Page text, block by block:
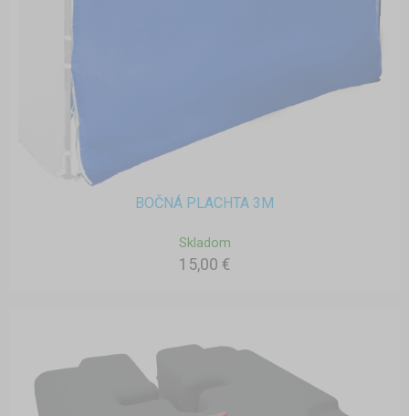
BOČNÁ PLACHTA 3M
Skladom
15,00 €